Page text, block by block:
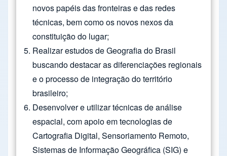
novos papéis das fronteiras e das redes
técnicas, bem como os novos nexos da
constituição do lugar;
Realizar estudos de Geografia do Brasil
buscando destacar as diferenciações regionais
e o processo de integração do território
brasileiro;
Desenvolver e utilizar técnicas de análise
espacial, com apoio em tecnologias de
Cartografia Digital, Sensoriamento Remoto,
Sistemas de Informação Geográfica (SIG) e